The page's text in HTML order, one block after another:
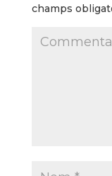
champs